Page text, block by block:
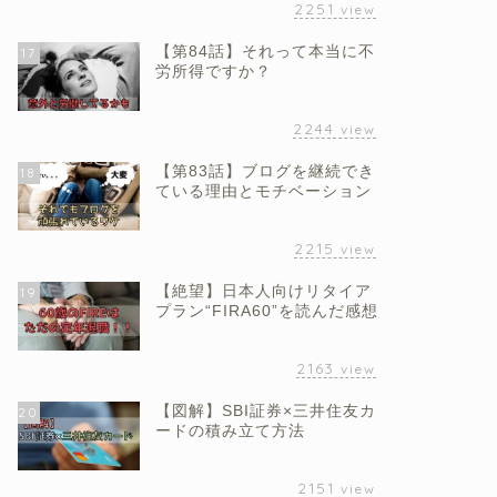
2251 view
17
【第84話】それって本当に不
労所得ですか？
2244 view
18
【第83話】ブログを継続でき
ている理由とモチベーション
2215 view
19
【絶望】日本人向けリタイア
プラン“FIRA60”を読んだ感想
2163 view
20
【図解】SBI証券×三井住友カ
ードの積み立て方法
2151 view